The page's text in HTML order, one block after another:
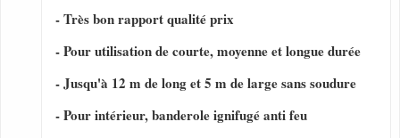
- Très bon rapport qualité prix
- Pour utilisation de courte, moyenne et longue durée
- Jusqu'à 12 m de long et 5 m de large sans soudure
- Pour intérieur, banderole ignifugé anti feu